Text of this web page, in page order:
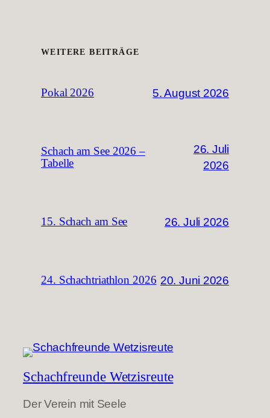
WEITERE BEITRÄGE
Pokal 2026 5. August 2026
Schach am See 2026 –
Tabelle
26. Juli
2026
15. Schach am See 26. Juli 2026
24. Schachtriathlon 2026 20. Juni 2026
Schachfreunde Wetzisreute
Der Verein mit Seele